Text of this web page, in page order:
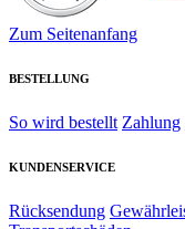
Zum Seitenanfang
BESTELLUNG
So wird bestellt Zahlung
KUNDENSERVICE
Rücksendung